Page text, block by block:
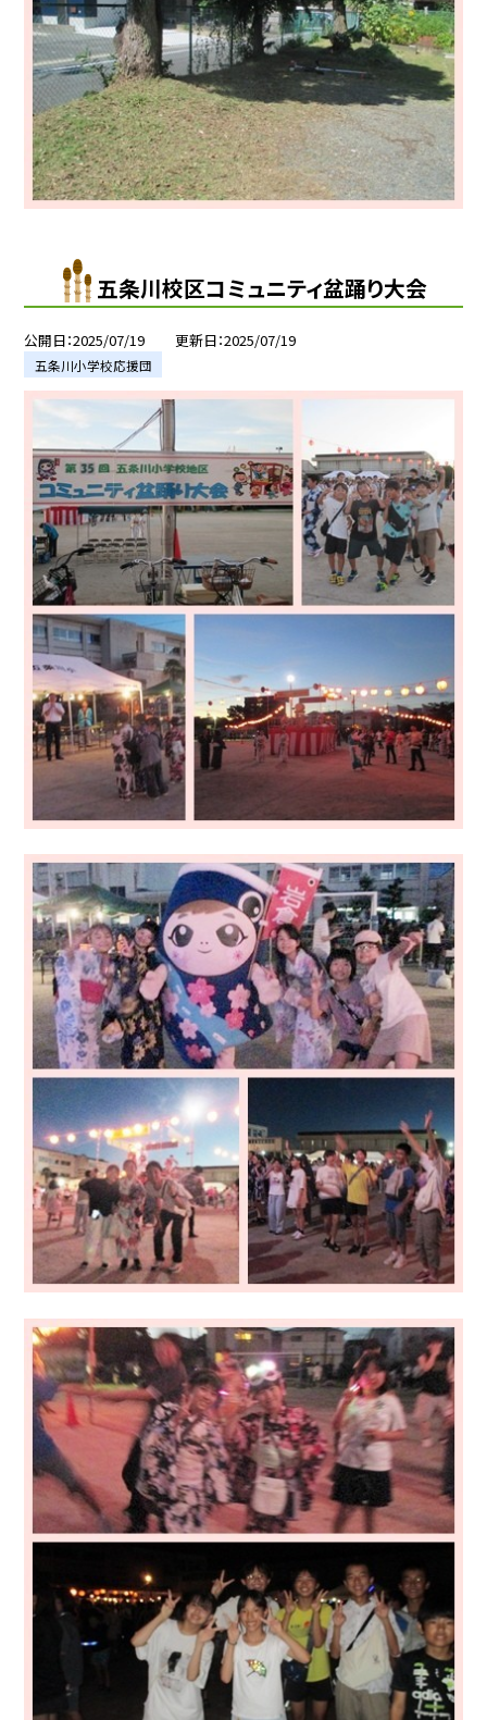
五条川校区コミュニティ盆踊り大会
公開日 2025/07/19 更新日 2025/07/19
五条川小学校応援団